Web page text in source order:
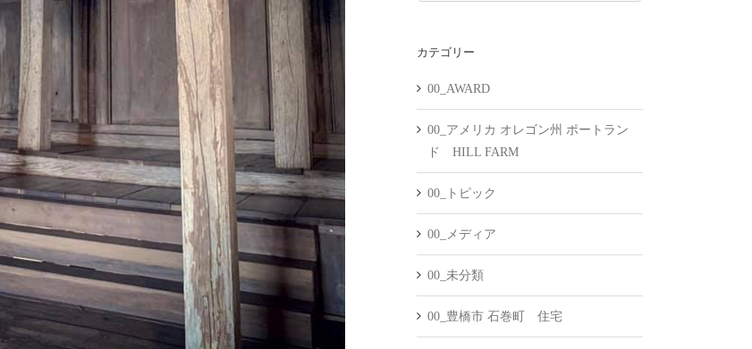
イ
カテゴリー
00_AWARD
00_アメリカ オレゴン州 ポートラン
ド HILL FARM
00_トピック
00_メディア
00_未分類
00_豊橋市 石巻町 住宅